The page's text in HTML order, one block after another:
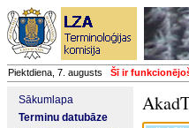
Piektdiena, 7. augusts Šī ir
Sākumlapa
Terminu datubāze